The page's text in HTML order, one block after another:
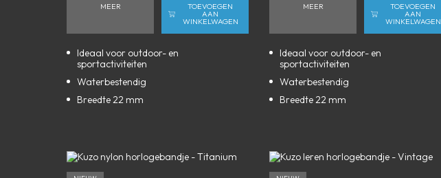
MEER TOEVOEGEN
AAN
WINKELWAGEN
Ideaal voor outdoor- en
sportactiviteiten
Waterbestendig
Breedte 22 mm
MEER TOEVOEGEN
AAN
WINKELWAGEN
Ideaal voor outdoor- en
sportactiviteiten
Waterbestendig
Breedte 22 mm